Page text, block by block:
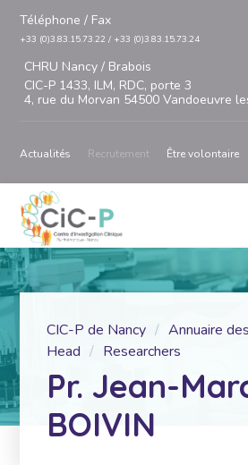
Téléphone / Fax
+33 (0)3.83.15.73.22 / +33 (0)3.83.15.73.24
CHRU Nancy / Brabois
CIC-P 1433, ILM, RDC, porte 3
4, rue du Morvan 54500 Vandoeuvre
Actualités Recrutement Être volontaire
CIC-P de Nancy
Annuaire
Head
Researchers
Pr. Jean-
BOIVIN